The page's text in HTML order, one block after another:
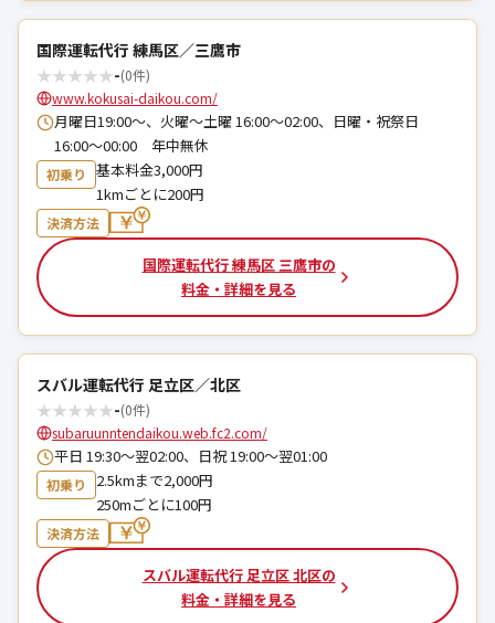
国際運転代行 練馬区／三鷹市
★★★★★-(0件)
www.kokusai-daikou.com/
月曜日19:00～、火曜〜土曜 16:00〜02:00、日曜・祝祭日
16:00〜00:00 年中無休
初乗り
基本料金3,000円
1kmごとに200円
決済方法
国際運転代行 練馬区 三鷹市の
料金・詳細を見る
スバル運転代行 足立区／北区
★★★★★-(0件)
subaruunntendaikou.web.fc2.com/
平日 19:30～翌02:00、日祝 19:00～翌01:00
初乗り
2.5kmまで2,000円
250mごとに100円
決済方法
スバル運転代行 足立区 北区の
料金・詳細を見る